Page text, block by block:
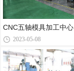
CNC五轴模具加工中心
2023-05-08